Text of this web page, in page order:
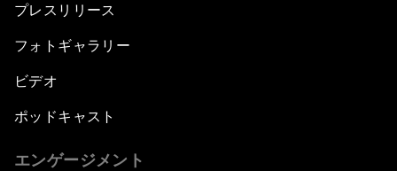
プレスリリース
フォトギャラリー
ビデオ
ポッドキャスト
エンゲージメント